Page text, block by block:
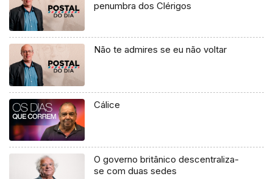
penumbra dos Clérigos
Não te admires se eu não voltar
Cálice
O governo britânico descentraliza-
se com duas sedes